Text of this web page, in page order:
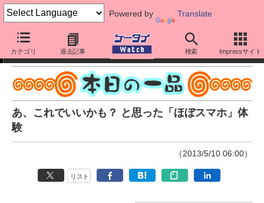
Powered by Translate
カテゴリ 過去記事 検索 Impressサイト
本日の一品
あ、これでいいかも？ と思った「ほぼスマホ」体
験
（2013/5/10 06:00）
リスト